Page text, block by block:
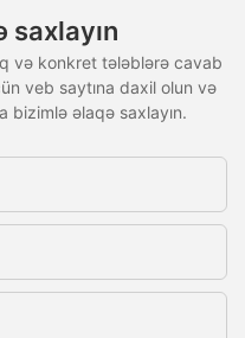
saxlayın
və konkret tələblərə cavab
veb saytına daxil olun və
bizimlə əlaqə saxlayın.